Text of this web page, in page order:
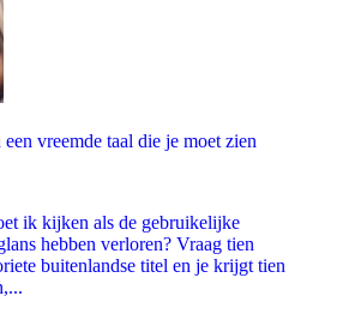
vreemde taal die je moet zien
ik kijken als de gebruikelijke
hebben verloren? Vraag tien
buitenlandse titel en je krijgt tien